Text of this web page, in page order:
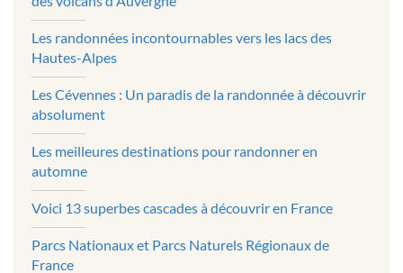
Les randonnées incontournables vers les lacs des
Hautes-Alpes
Les Cévennes : Un paradis de la randonnée à découvrir
absolument
Les meilleures destinations pour randonner en
automne
Voici 13 superbes cascades à découvrir en France
Parcs Nationaux et Parcs Naturels Régionaux de
France